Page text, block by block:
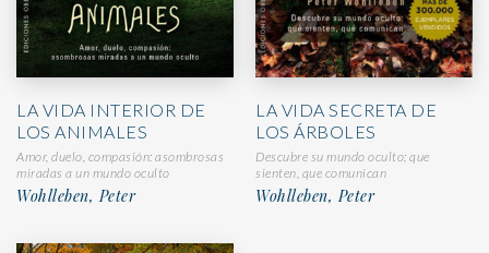
LA VIDA INTERIOR DE
LOS ANIMALES
Amor, duelo, compasión: asombrosas
miradas a un mundo oculto
Wohlleben, Peter
LA VIDA SECRETA DE
LOS ÁRBOLES
Descubre su mundo oculto; que
sienten, que comunican
Wohlleben, Peter